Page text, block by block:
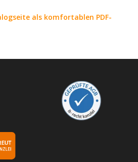
als komfortablen PDF-